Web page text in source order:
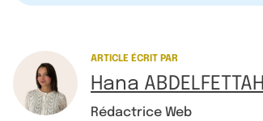
ARTICLE ÉCRIT PAR
Hana ABDELFETTAH
Rédactrice Web